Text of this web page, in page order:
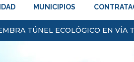
MUNICIPIOS
TÚNEL ECOLÓGICO EN VÍA